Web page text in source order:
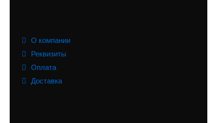
О компании
Реквизиты
Оплата
Доставка